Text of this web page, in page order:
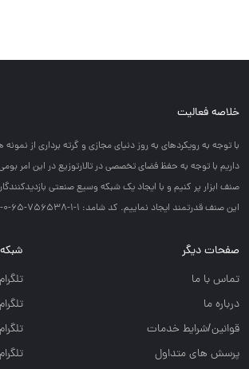
خلاصه فعالیت
با توجه به رويكردهاي به روز دنياي مجازي و گرته برداري از
داريم با توجه به حفظ فضاي تخصصي در تالارتوزيع در اين امر
صنف ابزار پر كنيم و با ايجاد يك شبكه وسيع صنعتي
اين صنف قدرتمند ايجاد نماييم. کد شامد: 1-1-756538-65-0-2
صفحات دیگر
تماس با ما
درباره ما
قوانین/شرایط خدمات
پرسش های متداول